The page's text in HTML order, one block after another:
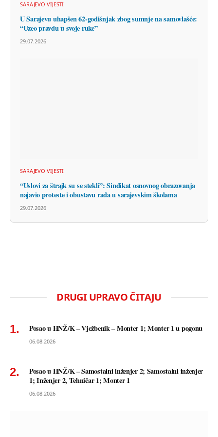
SARAJEVO VIJESTI
U Sarajevu uhapšen 62-godišnjak zbog sumnje na samovlašće:
“Uzeo pravdu u svoje ruke”
29.07.2026
SARAJEVO VIJESTI
“Uslovi za štrajk su se stekli”: Sindikat osnovnog obrazovanja
najavio proteste i obustavu rada u sarajevskim školama
29.07.2026
DRUGI UPRAVO ČITAJU
Posao u HNŽ/K – Vježbenik – Monter 1; Monter 1 u pogonu
06.08.2026
Posao u HNŽ/K – Samostalni inženjer 2; Samostalni inženjer
1; Inženjer 2, Tehničar 1; Monter 1
06.08.2026